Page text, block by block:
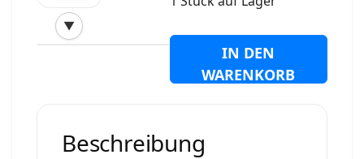
▼
‹
IN DEN
WARENKORB
Beschreibung